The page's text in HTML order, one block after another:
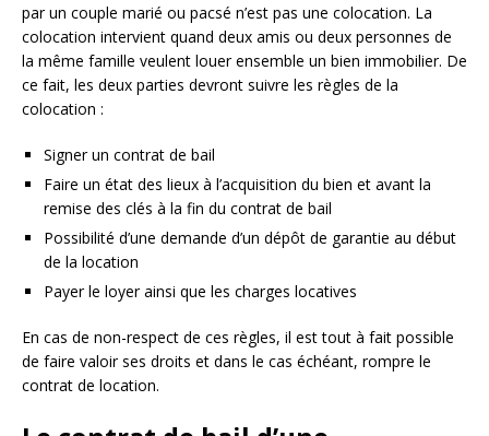
par un couple marié ou pacsé n’est pas une colocation. La
colocation intervient quand deux amis ou deux personnes de
la même famille veulent louer ensemble un bien immobilier. De
ce fait, les deux parties devront suivre les règles de la
colocation :
Signer un contrat de bail
Faire un état des lieux à l’acquisition du bien et avant la
remise des clés à la fin du contrat de bail
Possibilité d’une demande d’un dépôt de garantie au début
de la location
Payer le loyer ainsi que les charges locatives
En cas de non-respect de ces règles, il est tout à fait possible
de faire valoir ses droits et dans le cas échéant, rompre le
contrat de location.